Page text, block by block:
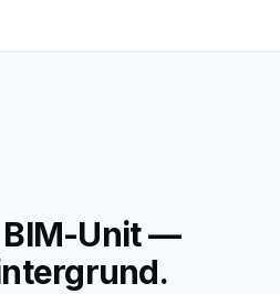
BIM-Unit —